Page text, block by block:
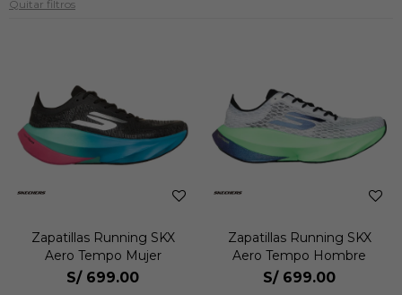
Quitar filtros
Zapatillas Running SKX
Aero Tempo Mujer
S/ 699.00
Zapatillas Running SKX
Aero Tempo Hombre
S/ 699.00